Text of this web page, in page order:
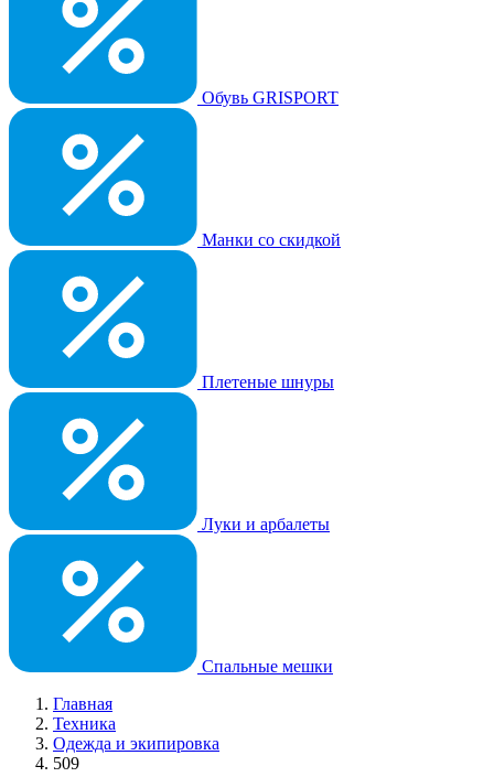
Обувь GRISPORT
Манки со скидкой
Плетеные шнуры
Луки и арбалеты
Спальные мешки
Главная
Техника
Одежда и экипировка
509